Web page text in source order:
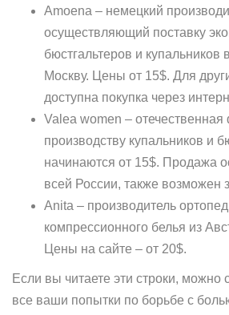
Amoena – немецкий
осуществляющий поставку
бюстгальтеров и купальников
Москву. Цены от 15$. Для
доступна покупка через
Valea women –
производству купальников и
начинаются от 15$. Продажа
всей России, также возможен
Anita – производитель
компрессионного белья из
Цены на сайте – от 20$.
Если вы читаете эти строки, можно
все ваши попытки по борьбе с